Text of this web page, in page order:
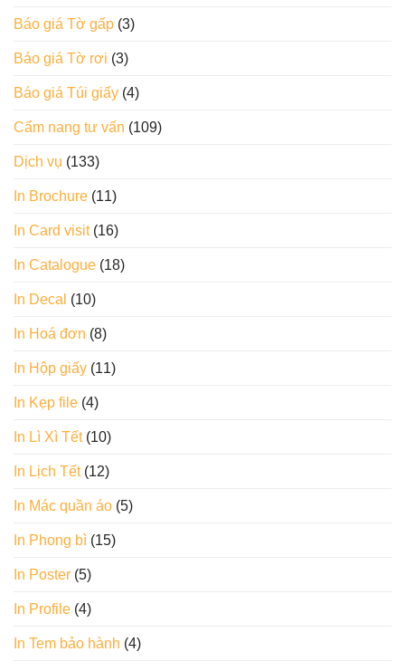
Báo giá Tờ gấp (3)
Báo giá Tờ rơi (3)
Báo giá Túi giấy (4)
Cẩm nang tư vấn (109)
Dịch vụ (133)
In Brochure (11)
In Card visit(16)
In Catalogue (18)
In Decal (10)
In Hoá đơn (8)
In Hộp giấy (11)
In Kẹp file (4)
In Lì Xì Tết(10)
In Lịch Tết(12)
In Mác quần áo (5)
In Phong bì (15)
In Poster (5)
In Profile (4)
In Tem bảo hành (4)